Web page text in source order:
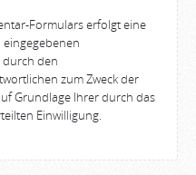
Formulars erfolgt eine
durch den
zum Zweck der
Grundlage Ihrer durch das
Einwilligung.